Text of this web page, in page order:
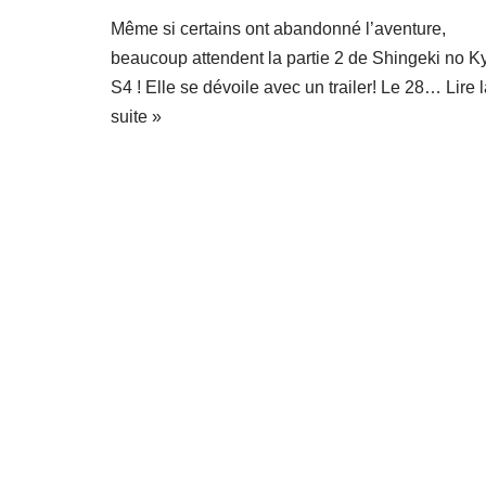
Même si certains ont abandonné l’aventure,
beaucoup attendent la partie 2 de Shingeki no
S4 ! Elle se dévoile avec un trailer! Le 28… Lire
suite »